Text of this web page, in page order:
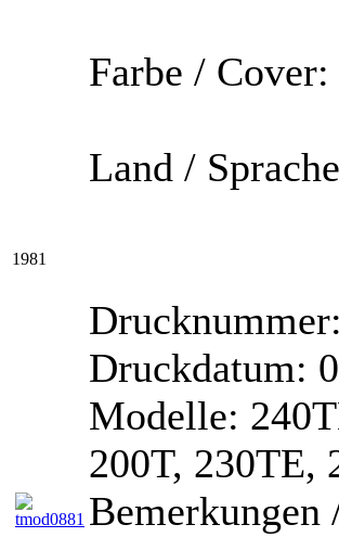
Farbe / Cover:
Land /
1981
Drucknummer:
Druckdatum:
Modelle:
200T, 230TE,
Bemerkungen